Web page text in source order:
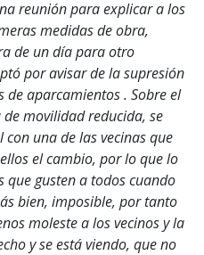
reunión para explicar a los
medidas de obra,
de un día para otro
por avisar de la supresión
aparcamientos . Sobre el
movilidad reducida, se
una de las vecinas que
el cambio, por lo que lo
que gusten a todos cuando
bien, imposible, por tanto
moleste a los vecinos y la
y se está viendo, que no